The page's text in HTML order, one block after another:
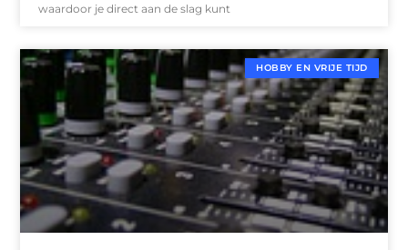
waardoor je direct aan de slag kunt
HOBBY EN VRIJE TIJD